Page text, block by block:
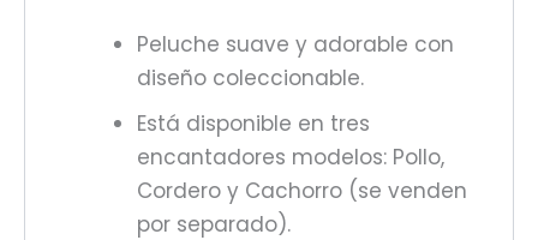
Peluche suave y adorable con
diseño coleccionable.
Está disponible en tres
encantadores modelos: Pollo,
Cordero y Cachorro (se venden
por separado).